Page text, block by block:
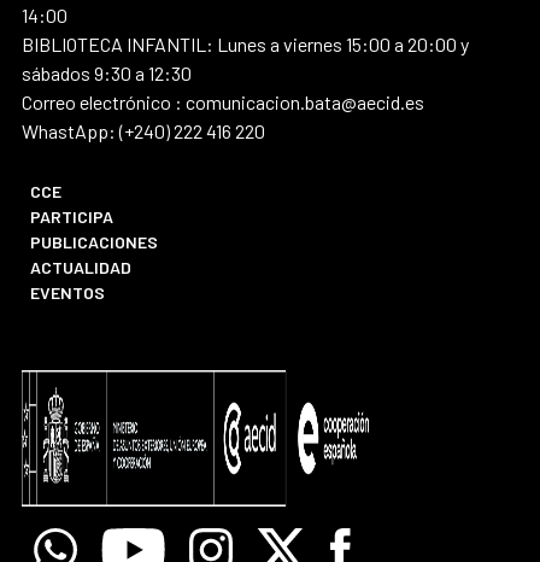
14:00
BIBLIOTECA INFANTIL: Lunes a viernes 15:00 a 20:00 y
sábados 9:30 a 12:30
Correo electrónico : comunicacion.bata@aecid.es
WhastApp: (+240) 222 416 220
CCE
PARTICIPA
PUBLICACIONES
ACTUALIDAD
EVENTOS
WhatsappYoutube Instagram
X Facebook